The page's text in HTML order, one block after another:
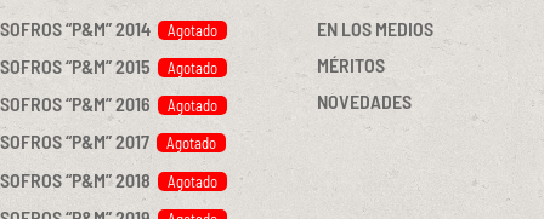
SOFROS “P&M” 2014
SOFROS “P&M” 2015
SOFROS “P&M” 2016
SOFROS “P&M” 2017
SOFROS “P&M” 2018
EN LOS MEDIOS
MÉRITOS
NOVEDADES